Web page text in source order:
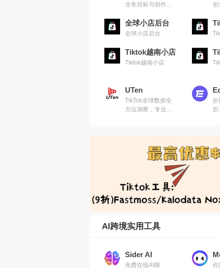
业务目标与创作者
营销工具都集中在
一处
创
全球小店后台
全球小店后台
Tiktok越南小店
Tiktok越南小店
UTen
TikTok全球数据全
方位洞察，专业店
折
折
AI跨境实用工具
Sider AI
免费在线AI聊
你